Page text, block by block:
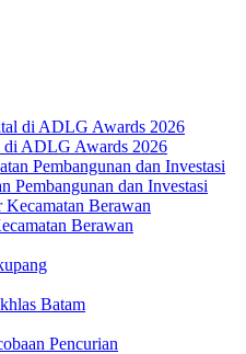
di ADLG Awards 2026
Pembangunan dan Investasi
Berawan
Batam
Pencurian